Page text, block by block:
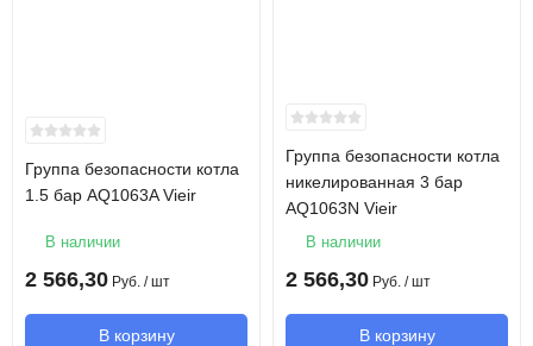
Группа безопасности котла
1.5 бар AQ1063A Vieir
В наличии
2 566,30 Руб. / шт
В корзину
Группа безопасности котла
никелированная 3 бар
AQ1063N Vieir
В наличии
2 566,30 Руб. / шт
В корзину